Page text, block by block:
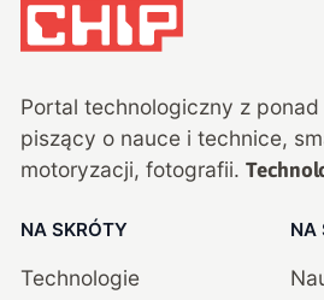
Portal technologiczny z ponad
piszący o nauce i technice,
motoryzacji, fotografii.
NA SKRÓTY
Technologie
NA